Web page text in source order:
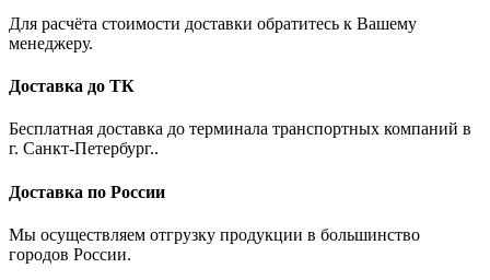
Для расчёта стоимости доставки обратитесь к Вашему
менеджеру.
Доставка до ТК
Бесплатная доставка до терминала транспортных компаний в
г. Санкт-Петербург..
Доставка по России
Мы осуществляем отгрузку продукции в большинство
городов России.